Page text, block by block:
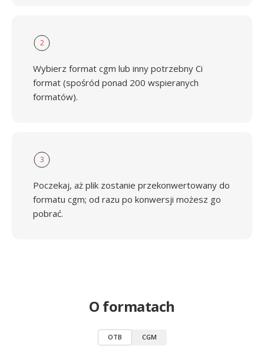
2
Wybierz format cgm lub inny potrzebny Ci
format (spośród ponad 200 wspieranych
formatów).
3
Poczekaj, aż plik zostanie przekonwertowany do
formatu cgm; od razu po konwersji możesz go
pobrać.
O formatach
OTB CGM